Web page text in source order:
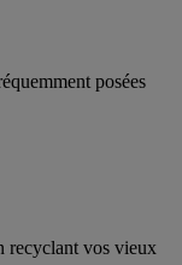
posées
recyclant vos vieux